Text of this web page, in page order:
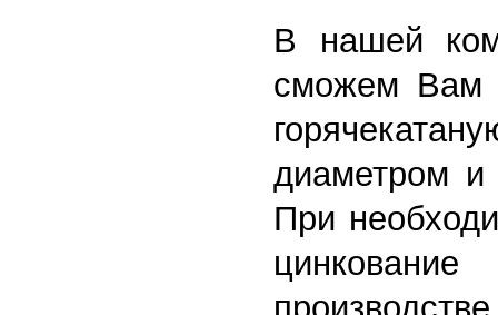
В нашей
сможем Вам
диаметром и
При